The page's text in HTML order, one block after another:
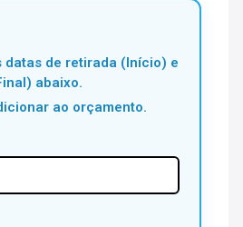
datas de retirada (Início) e
abaixo.
ao orçamento.